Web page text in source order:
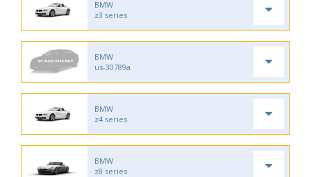
BMW
z3 series
BMW
us-30789a
BMW
z4 series
BMW
z8 series